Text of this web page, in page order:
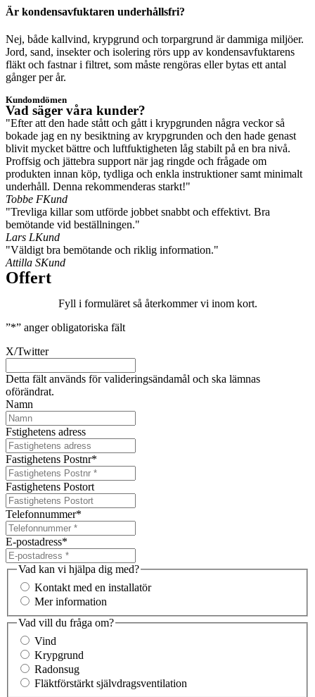
Är kondensavfuktaren underhållsfri?
Nej, både kallvind, krypgrund och torpargrund är dammiga miljöer.
Jord, sand, insekter och isolering rörs upp av kondensavfuktarens
fläkt och fastnar i filtret, som måste rengöras eller bytas ett antal
gånger per år.
Kundomdömen
Vad säger våra kunder?
"Efter att den hade stått och gått i krypgrunden några veckor så
bokade jag en ny besiktning av krypgrunden och den hade genast
blivit mycket bättre och luftfuktigheten låg stabilt på en bra nivå.
Proffsig och jättebra support när jag ringde och frågade om
produkten innan köp, tydliga och enkla instruktioner samt minimalt
underhåll. Denna rekommenderas starkt!"
Tobbe FKund
"Trevliga killar som utförde jobbet snabbt och effektivt. Bra
bemötande vid beställningen."
Lars LKund
"Väldigt bra bemötande och riklig information."
Attilla SKund
Offert
Fyll i formuläret så återkommer vi inom kort.
”*” anger obligatoriska fält
X/Twitter
Detta fält används för valideringsändamål och ska lämnas
oförändrat.
Namn
Fstighetens adress
Fastighetens Postnr*
Fastighetens Postort
Telefonnummer*
E-postadress*
Vad kan vi hjälpa dig med?
Kontakt med en installatör
Mer information
Vad vill du fråga om?
Vind
Krypgrund
Radonsug
Fläktförstärkt självdragsventilation